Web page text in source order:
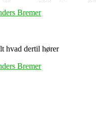
Bremer
hvad dertil hører
Bremer